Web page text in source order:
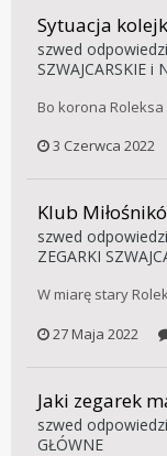
Sytuacja
szwed
SZWAJCARSKIE i
Bo korona Roleksa
3 Czerwca 2022
Klub
szwed
ZEGARKI
W miarę stary
27 Maja 2022
Jaki zegarek
szwed
GŁÓWNE